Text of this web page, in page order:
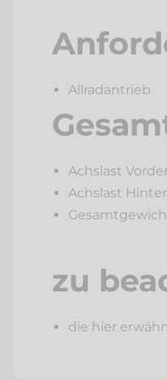
Anhebung des
vermindert
erhält den
Grundlage für
Allradantrieb
Achslast
Achslast
zu
die hier